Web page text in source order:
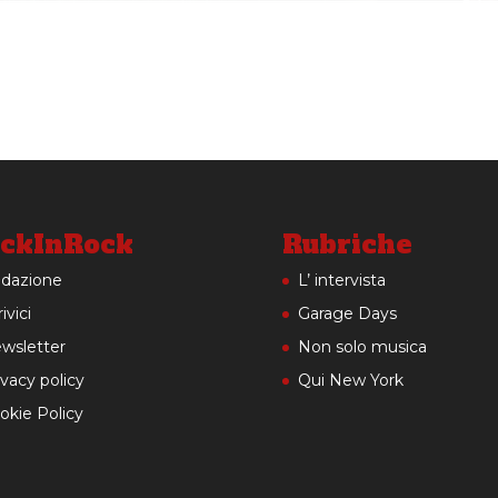
policy
Policy
Rubriche
L’ intervista
Garage Days
Non solo musica
Qui New York